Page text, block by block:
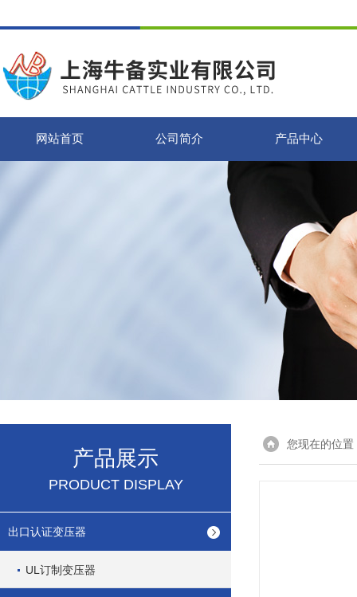
网站首页 公司简介 产品中心
产品展示
PRODUCT DISPLAY
出口认证变压器
UL订制变压器
您现在的位置